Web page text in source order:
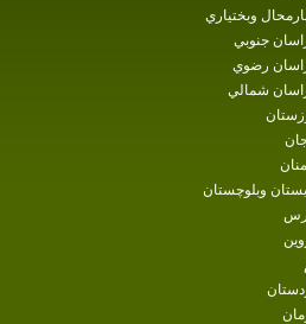
وبختياري
جنوبي
رضوي
شمالي
وبلوچستان